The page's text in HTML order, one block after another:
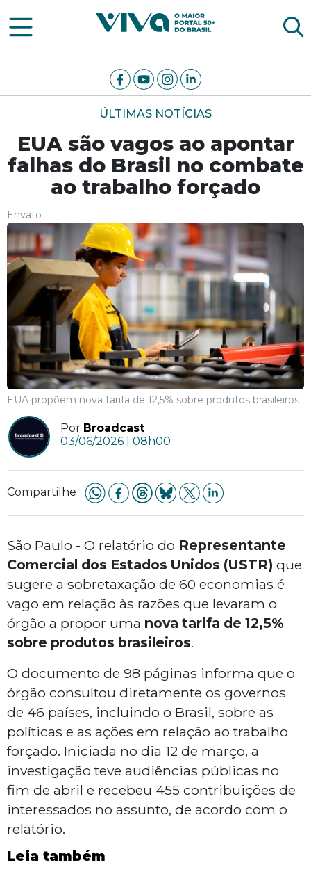
Viva Notícias
ÚLTIMAS NOTÍCIAS
EUA são vagos ao apontar
falhas do Brasil no combate
ao trabalho forçado
Envato
EUA propõem nova tarifa de 12,5% sobre produtos brasileiros
Por Broadcast
03/06/2026 | 08h00
Compartilhe
São Paulo - O relatório do Representante
Comercial dos Estados Unidos (USTR) que
sugere a sobretaxação de 60 economias é
vago em relação às razões que levaram o
órgão a propor uma nova tarifa de 12,5%
sobre produtos brasileiros.
O documento de 98 páginas informa que o
órgão consultou diretamente os governos
de 46 países, incluindo o Brasil, sobre as
políticas e as ações em relação ao trabalho
forçado. Iniciada no dia 12 de março, a
investigação teve audiências públicas no
fim de abril e recebeu 455 contribuições de
interessados no assunto, de acordo com o
relatório.
Leia também